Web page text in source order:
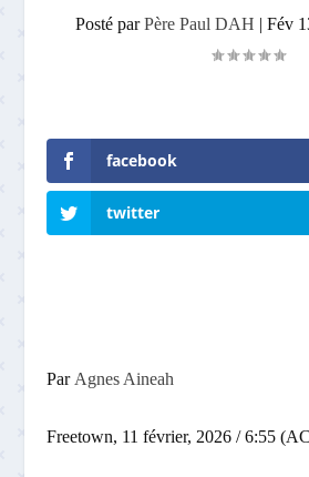
Posté parPère Paul DAH | Fév
facebook
twitter
Par Agnes Aineah
Freetown, 11 février, 2026 / 6:55